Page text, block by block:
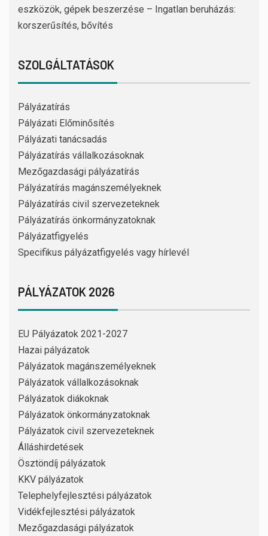
eszközök, gépek beszerzése – Ingatlan beruházás:
korszerűsítés, bővítés
SZOLGÁLTATÁSOK
Pályázatírás
Pályázati Előminősítés
Pályázati tanácsadás
Pályázatírás vállalkozásoknak
Mezőgazdasági pályázatírás
Pályázatírás magánszemélyeknek
Pályázatírás civil szervezeteknek
Pályázatírás önkormányzatoknak
Pályázatfigyelés
Specifikus pályázatfigyelés vagy hírlevél
PÁLYÁZATOK 2026
EU Pályázatok 2021-2027
Hazai pályázatok
Pályázatok magánszemélyeknek
Pályázatok vállalkozásoknak
Pályázatok diákoknak
Pályázatok önkormányzatoknak
Pályázatok civil szervezeteknek
Álláshirdetések
Ösztöndíj pályázatok
KKV pályázatok
Telephelyfejlesztési pályázatok
Vidékfejlesztési pályázatok
Mezőgazdasági pályázatok